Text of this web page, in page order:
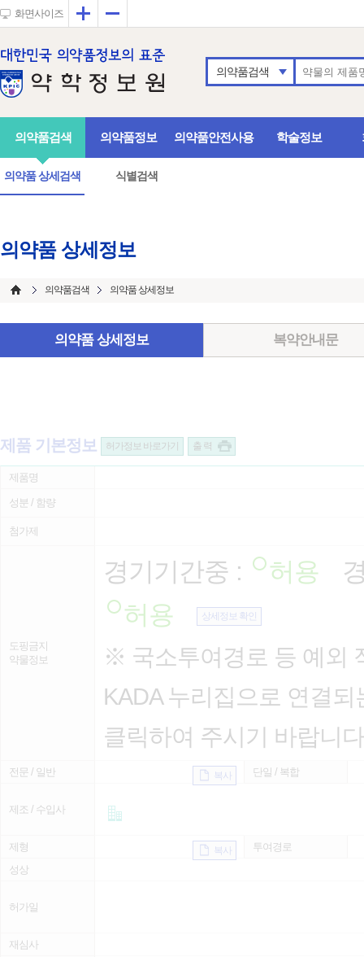
화면사이즈 확대
의약품검색
의약품검색
의약품 상세검색 식별검색
의약품정보 의약품안전사용 학술정보
의약품 상세정보
의약품검색 의약품 상세정보
의약품 상세정보 복약안내문
제품 기본정보 허가정보 바로가기 출 력
제품명
성분 / 함량
첨가제
도핑금지
약물정보
경기기간중 : 허용
허용
상세정보 확인
※ 국소투여경로 등 예외
KADA 누리집으로 연결
클릭하여 주시기 바랍니
전문 / 일반 복사 단일 / 복합
제조 / 수입사
제형 복사
투여경로
성상
허가일
재심사